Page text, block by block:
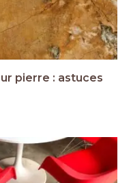
pierre : astuces